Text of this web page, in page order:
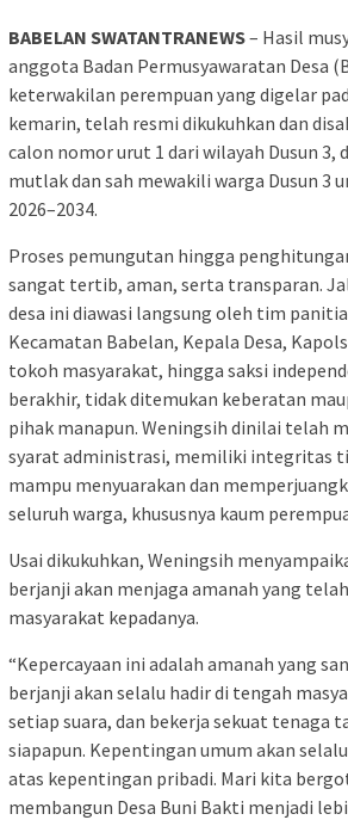
BABELAN SWATANTRANEWS– Hasil
anggota Badan Permusyawaratan Desa
keterwakilan perempuan yang digelar
kemarin, telah resmi dikukuhkan dan
calon nomor urut 1 dari wilayah Dusun 3,
mutlak dan sah mewakili warga Dusun 3
2026–2034.
Proses pemungutan hingga
sangat tertib, aman, serta transparan.
desa ini diawasi langsung oleh tim
Kecamatan Babelan, Kepala Desa,
tokoh masyarakat, hingga saksi
berakhir, tidak ditemukan keberatan
pihak manapun. Weningsih dinilai telah
syarat administrasi, memiliki integritas
mampu menyuarakan dan
seluruh warga, khususnya kaum
Usai dikukuhkan, Weningsih
berjanji akan menjaga amanah yang
masyarakat kepadanya.
“Kepercayaan ini adalah amanah yang
berjanji akan selalu hadir di tengah
setiap suara, dan bekerja sekuat tenaga
siapapun. Kepentingan umum akan
atas kepentingan pribadi. Mari kita
membangun Desa Buni Bakti menjadi